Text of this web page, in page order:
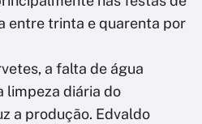
entre trinta e quarenta por
a falta de água
limpeza diária do
a produção. Edvaldo